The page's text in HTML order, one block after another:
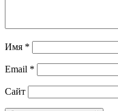
Имя *
Email *
Сайт